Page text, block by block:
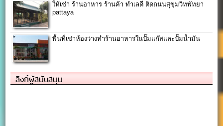
ให้เช่า ร้านอาหาร ร้านค้า ทำเลดี ติดถนนสุขุมวิทพัทยา
pattaya
พื้นที่เช่าห้องว่างทำร้านอาหารในปั๊มแก๊สและปั๊มน้ำมัน
ลิงก์ผู้สนับสนุน